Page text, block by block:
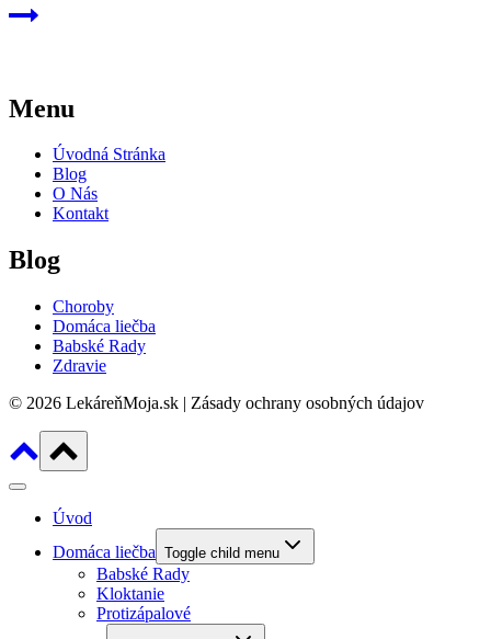
Menu
Úvodná Stránka
Blog
O Nás
Kontakt
Blog
Choroby
Domáca liečba
Babské Rady
Zdravie
© 2026 LekáreňMoja.sk | Zásady ochrany osobných údajov
Úvod
Domáca liečba Toggle child menu
Babské Rady
Kloktanie
Protizápalové